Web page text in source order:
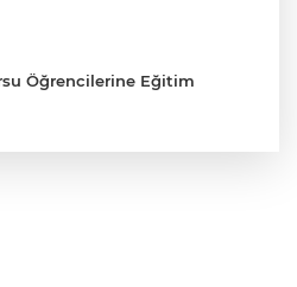
Öğrencilerine Eğitim